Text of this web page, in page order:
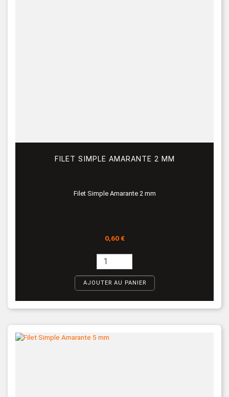
FILET SIMPLE AMARANTE 2 MM
Filet Simple Amarante 2 mm
Prix
0,60 €
AJOUTER AU PANIER